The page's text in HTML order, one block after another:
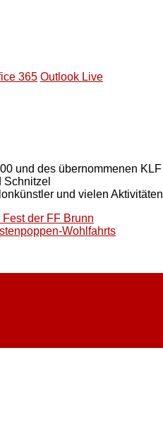
365 Outlook Live
und des übernommenen KLF
Schnitzel
und vielen Aktivitäten
der FF Brunn
Wohlfahrts